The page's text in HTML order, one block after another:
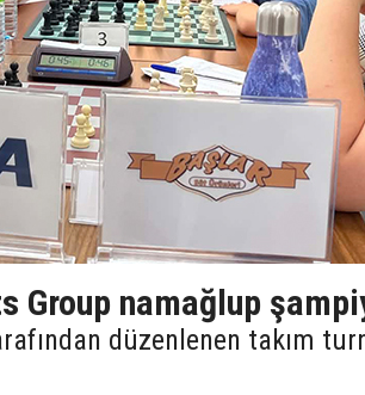
Group namağlup
düzenlenen takım